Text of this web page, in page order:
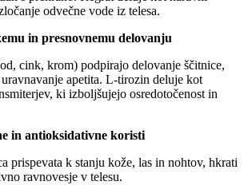
odvečne vode iz telesa.
in presnovnemu delovanju
cink, krom) podpirajo delovanje ščitnice,
apetita. L-tirozin deluje kot
ki izboljšujejo osredotočenost in
in antioksidativne koristi
prispevata k stanju kože, las in nohtov, hkrati
ravnovesje v telesu.